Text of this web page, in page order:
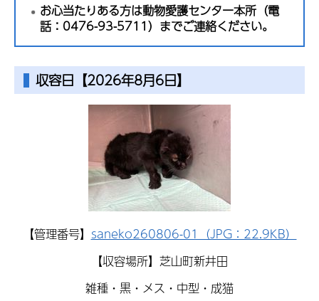
お心当たりある方は動物愛護センター本所（電
話：0476-93-5711）までご連絡ください。
収容日【2026年8月6日】
【管理番号】 saneko260806-01（JPG：22.9KB）
【収容場所】芝山町新井田
雑種・黒・メス・中型・成猫